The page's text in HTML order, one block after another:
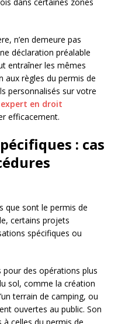
n’en demeure pas
déclaration préalable
entraîner les mêmes
aux règles du permis de
personnalisés sur votre
en droit
efficacement.
: cas
que sont le permis de
certains projets
spécifiques ou
pour des opérations plus
sol, comme la création
terrain de camping, ou
ouvertes au public. Son